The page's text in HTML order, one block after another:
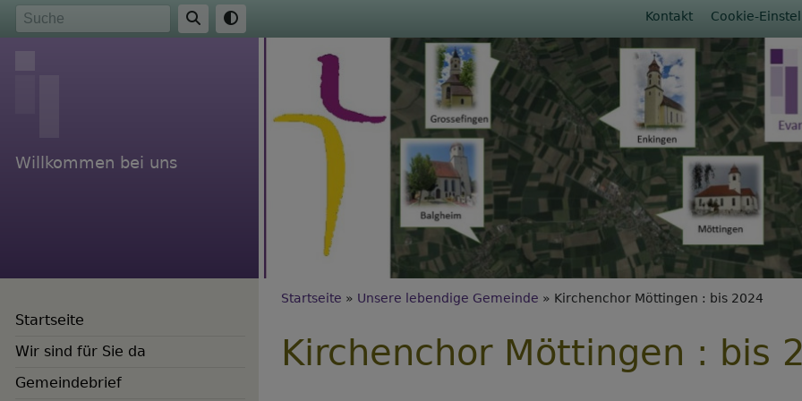
Direkt
zum
Kontakt Cookie-
Willkommen bei uns
Startseite
Wir sind für Sie da
Gemeindebrief
Breadcrumb
Startseite Unsere lebendige Gemeinde Kirchenchor Möttingen : bis 2024
Kirchenchor Möttingen : bis